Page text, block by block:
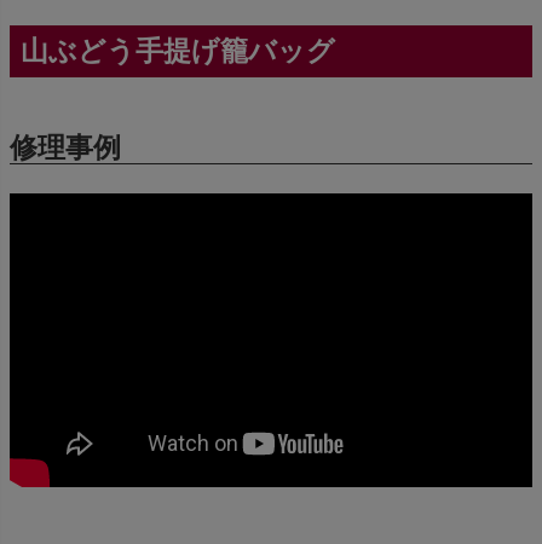
山ぶどう手提げ籠バッグ
修理事例